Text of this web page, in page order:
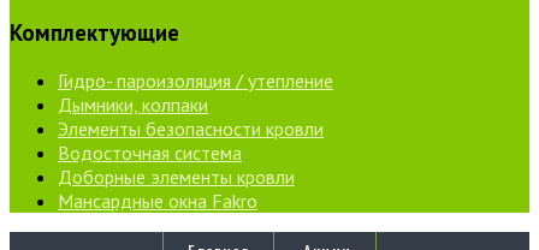
Комплектующие
Гидро- пароизоляция / утепление
Дымники, колпаки
Элементы безопасности кровли
Водосточная система
Доборные элементы кровли
Мансардные окна Fakro